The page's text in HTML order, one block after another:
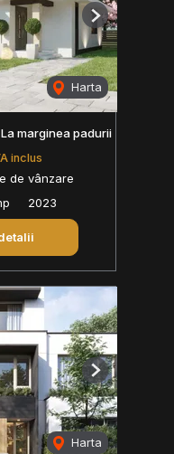
Harta
Next
marginea padurii
inclus
de vânzare
2023
Harta
Next